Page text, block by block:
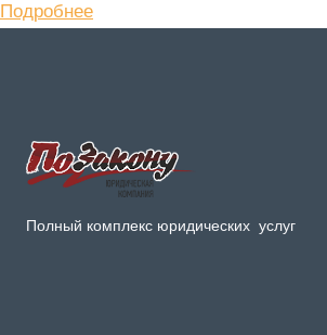
Подробнее
Полный комплекс юридических услуг